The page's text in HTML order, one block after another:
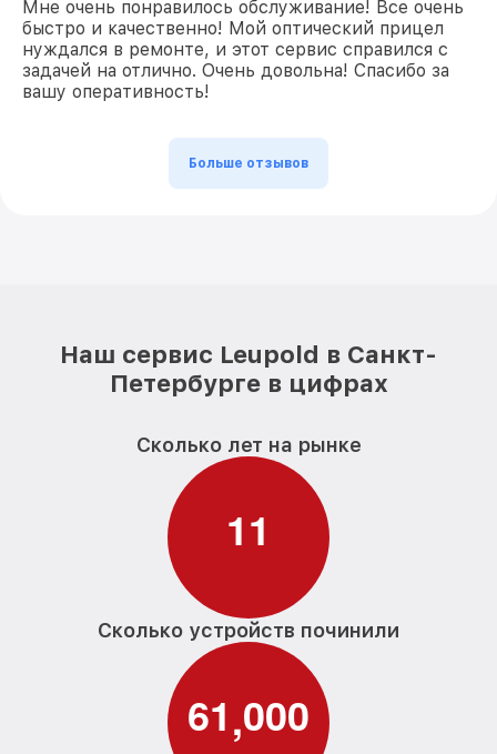
Мне очень понравилось обслуживание! Все очень
быстро и качественно! Мой оптический прицел
нуждался в ремонте, и этот сервис справился с
задачей на отлично. Очень довольна! Спасибо за
вашу оперативность!
Больше отзывов
Наш сервис Leupold в Санкт-
Петербурге в цифрах
Сколько лет на рынке
11
Сколько устройств починили
61,000